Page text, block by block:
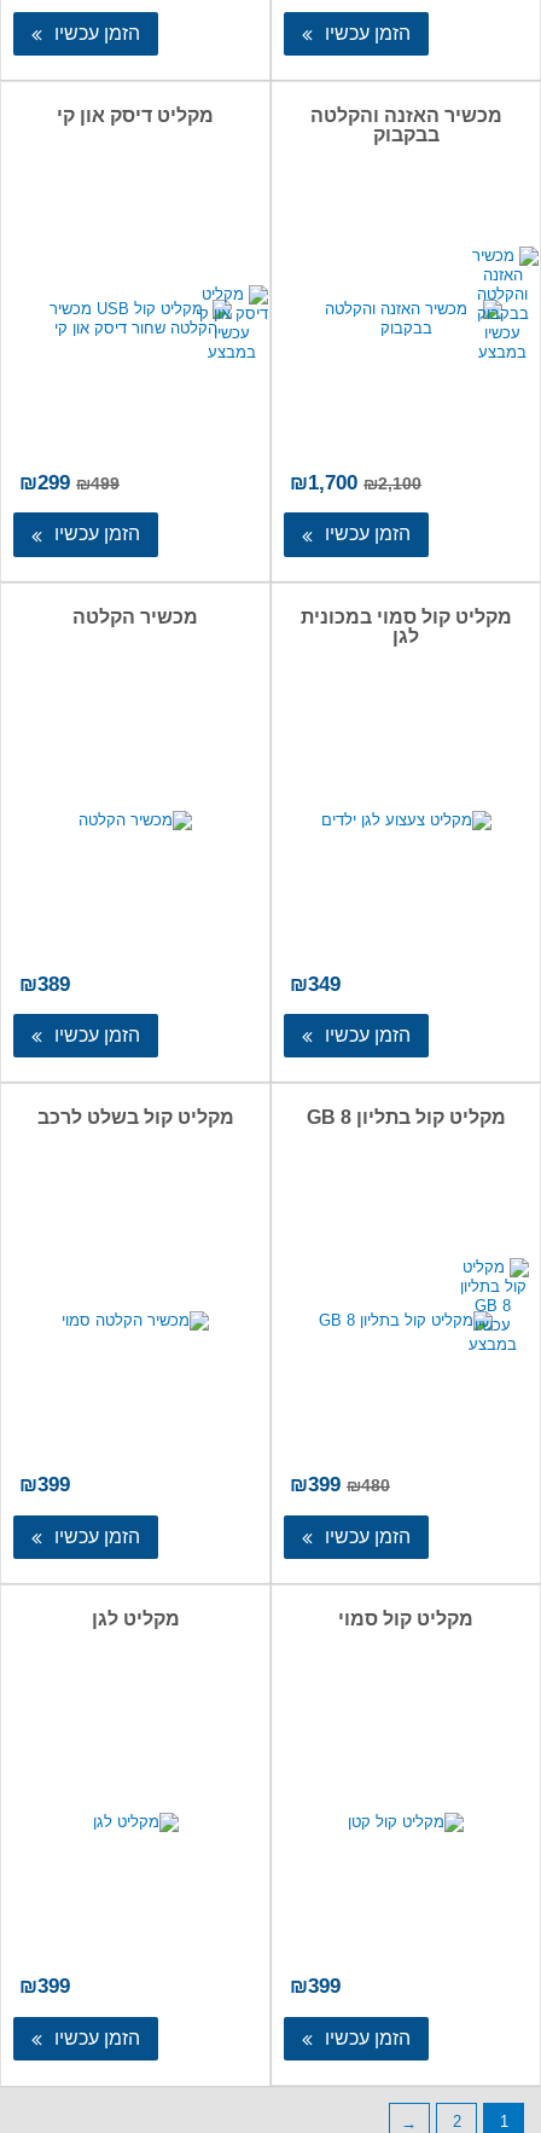
הזמן עכשיו הזמן עכשיו
מכשיר האזנה והקלטה
בבקבוק
₪2,100
המחיר
המקורי
היה:
₪2,100.
₪1,700
הנוכחי
₪1,700.
הזמן עכשיו
מקליט דיסק און קי
₪499
המחיר
המקורי
היה:
₪499.
₪299
הזמן עכשיו
מקליט קול סמוי במכונית
לגן
₪349
הזמן עכשיו
מכשיר הקלטה
₪389
הזמן עכשיו
מקליט קול בתליון 8 GB
₪480
המחיר
המקורי
היה:
₪480.
₪399
הנוכחי
₪399.
הזמן עכשיו
מקליט קול בשלט לרכב
₪399
הזמן עכשיו
מקליט קול סמוי
₪399
הזמן עכשיו
מקליט לגן
₪399
הזמן עכשיו
1
2
←